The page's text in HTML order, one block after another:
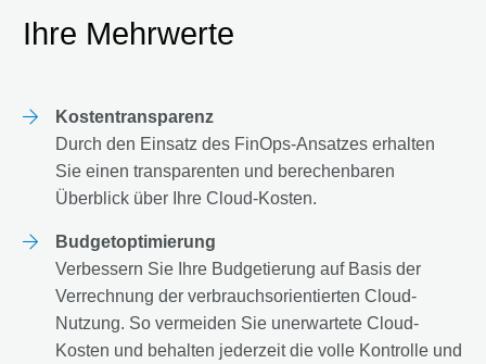
Ihre Mehrwerte
Kostentransparenz
Durch den Einsatz des FinOps-Ansatzes erhalten
Sie einen transparenten und berechenbaren
Überblick über Ihre Cloud-Kosten.
Budgetoptimierung
Verbessern Sie Ihre Budgetierung auf Basis der
Verrechnung der verbrauchsorientierten Cloud-
Nutzung. So vermeiden Sie unerwartete Cloud-
Kosten und behalten jederzeit die volle Kontrolle und